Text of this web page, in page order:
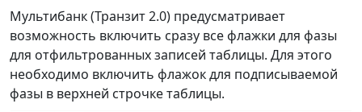
Мультибанк (Транзит 2.0) предусматривает
возможность включить сразу все флажки для фазы
для отфильтрованных записей таблицы. Для этого
необходимо включить флажок для подписываемой
фазы в верхней строчке таблицы.